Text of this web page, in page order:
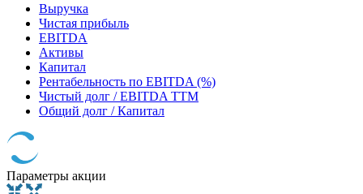
Выручка
Чистая прибыль
EBITDA
Активы
Капитал
Рентабельность по EBITDA (%)
Чистый долг / EBITDA TTM
Общий долг / Капитал
Параметры акции